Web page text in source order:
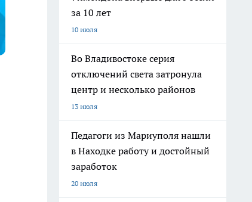
за 10 лет
10 июля
Во Владивостоке серия
отключений света затронула
центр и несколько районов
13 июля
Педагоги из Мариуполя нашли
в Находке работу и достойный
заработок
20 июля